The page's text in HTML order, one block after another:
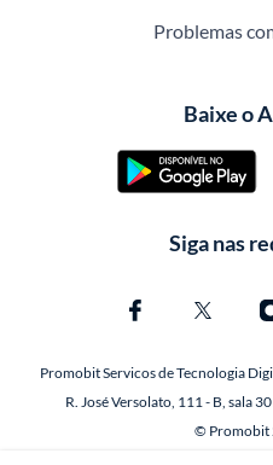
Problemas
Baixe o
Siga nas
Promobit Servicos de Tecnologia
R. José Versolato, 111 - B, sala
© Promobit